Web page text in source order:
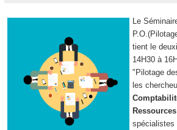
Le
tient le
14H30 à
"Pilotage
les
spécialistes